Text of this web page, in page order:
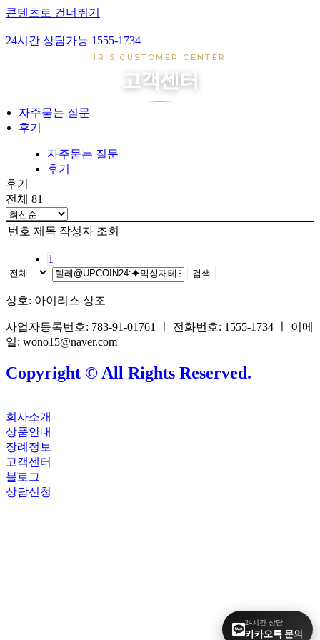
콘텐츠로 건너뛰기
장례준비
자주묻는 질문
후기
24시간 상담가능 1555-1734
IRIS CUSTOMER CENTER
고객센터
자주묻는 질문
후기
자주묻는 질문
후기
후기
전체 81
번호 제목 작성자 조회
1
검색
24시간 상담
카카오톡 문의
상호: 아이리스 상조
사업자등록번호: 783-91-01761 ㅣ 전화번호: 1555-1734 ㅣ 이메
일: wono15@naver.com
Copyright © All Rights Reserved.
회사소개
상품안내
장례정보
고객센터
블로그
상담신청